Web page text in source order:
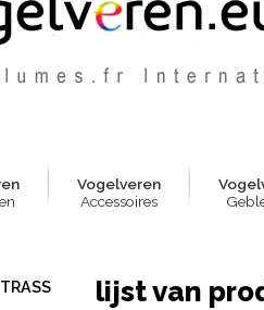
en
Vogelveren
Accessoires
lijst van